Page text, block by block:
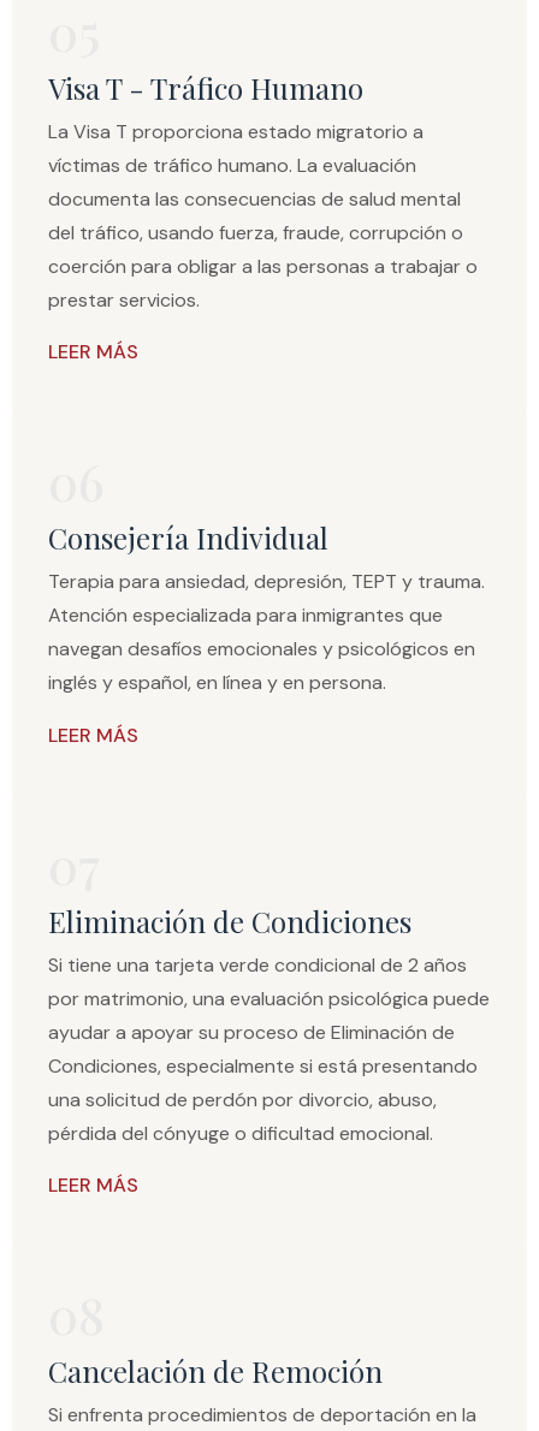
Visa T - Tráfico Humano
La Visa T proporciona estado migratorio a
víctimas de tráfico humano. La evaluación
documenta las consecuencias de salud mental
del tráfico, usando fuerza, fraude, corrupción o
coerción para obligar a las personas a trabajar o
prestar servicios.
LEER MÁS
Consejería Individual
Terapia para ansiedad, depresión, TEPT y trauma.
Atención especializada para inmigrantes que
navegan desafíos emocionales y psicológicos en
inglés y español, en línea y en persona.
LEER MÁS
Eliminación de Condiciones
Si tiene una tarjeta verde condicional de 2 años
por matrimonio, una evaluación psicológica puede
ayudar a apoyar su proceso de Eliminación de
Condiciones, especialmente si está presentando
una solicitud de perdón por divorcio, abuso,
pérdida del cónyuge o dificultad emocional.
LEER MÁS
Cancelación de Remoción
Si enfrenta procedimientos de deportación en la